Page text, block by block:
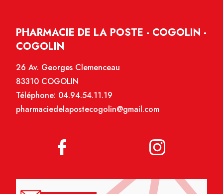
PHARMACIE DE LA POSTE - COGOLIN -
COGOLIN
26 Av. Georges Clemenceau
83310 COGOLIN
Téléphone: 04.94.54.11.19
pharmaciedelapostecogolin@gmail.com